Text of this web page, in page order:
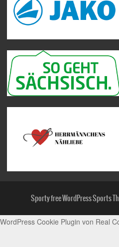
Sporty free WordPress Sports
WordPress Cookie Plugin von Real